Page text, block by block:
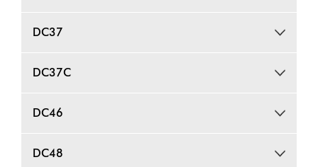
DC37
DC37C
DC46
DC48